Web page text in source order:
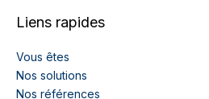
Liens rapides
Vous êtes
Nos solutions
Nos références